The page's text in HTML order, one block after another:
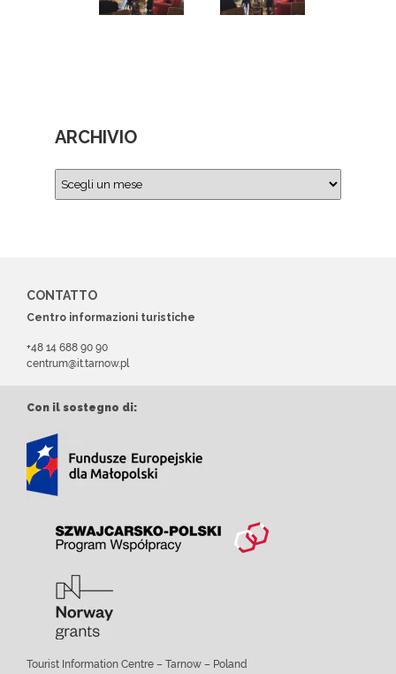
ARCHIVIO
CONTATTO
Centro informazioni turistiche
+48 14 688 90 90
centrum@it.tarnow.pl
Con il sostegno di:
Tourist Information Centre – Tarnow – Poland